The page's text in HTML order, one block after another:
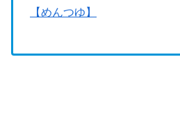
【めんつゆ】